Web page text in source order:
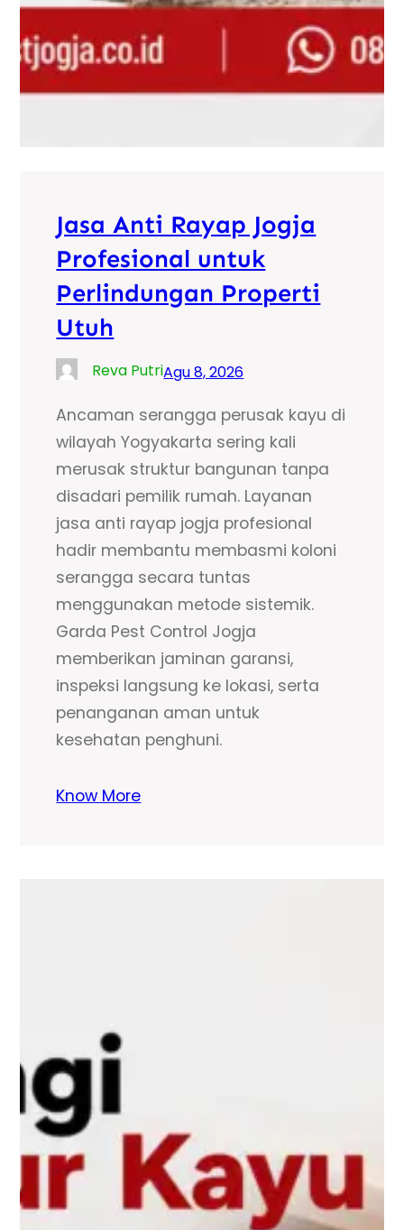
Jasa Anti Rayap Jogja
Profesional untuk
Perlindungan Properti
Utuh
Reva PutriAgu 8, 2026
Ancaman serangga perusak kayu di
wilayah Yogyakarta sering kali
merusak struktur bangunan tanpa
disadari pemilik rumah. Layanan
jasa anti rayap jogja profesional
hadir membantu membasmi koloni
serangga secara tuntas
menggunakan metode sistemik.
Garda Pest Control Jogja
memberikan jaminan garansi,
inspeksi langsung ke lokasi, serta
penanganan aman untuk
kesehatan penghuni.
Know More